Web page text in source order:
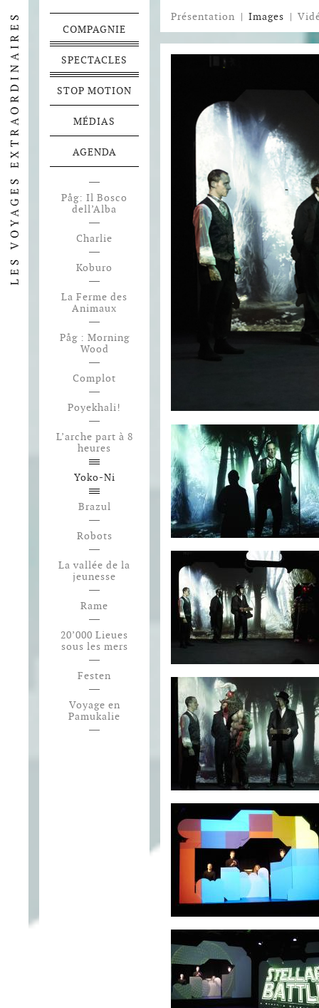
Présentation | Images |
COMPAGNIE
SPECTACLES
STOP MOTION
MÉDIAS
AGENDA
Påg: Il Bosco
dell’Alba
Charlie
Koburo
La Ferme des
Animaux
Påg : Morning
Wood
Complot
Poyekhali!
L’arche part à 8
heures
Yoko-Ni
Brazul
Robots
La vallée de la
jeunesse
Rame
20’000 Lieues
sous les mers
Festen
Voyage en
Pamukalie